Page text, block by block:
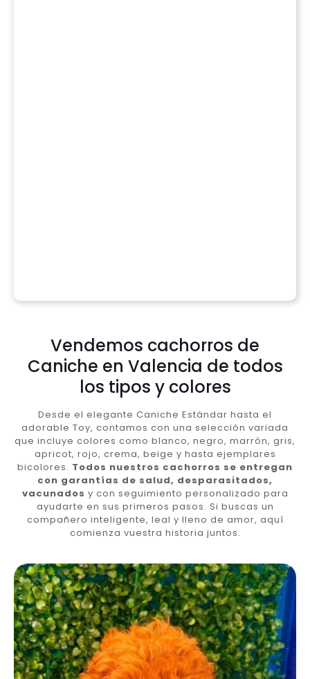
Vendemos cachorros de
Caniche en Valencia de todos
los tipos y colores
Desde el elegante Caniche Estándar hasta el
adorable Toy, contamos con una selección variada
que incluye colores como blanco, negro, marrón, gris,
apricot, rojo, crema, beige y hasta ejemplares
bicolores. Todos nuestros cachorros se entregan
con garantías de salud, desparasitados,
vacunados y con seguimiento personalizado para
ayudarte en sus primeros pasos. Si buscas un
compañero inteligente, leal y lleno de amor, aquí
comienza vuestra historia juntos.